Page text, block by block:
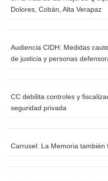
Dolores, Cobán, Alta Verapaz
Audiencia CIDH: Medidas
de justicia y personas
CC debilita controles y
seguridad privada
Carrusel: La Memoria también